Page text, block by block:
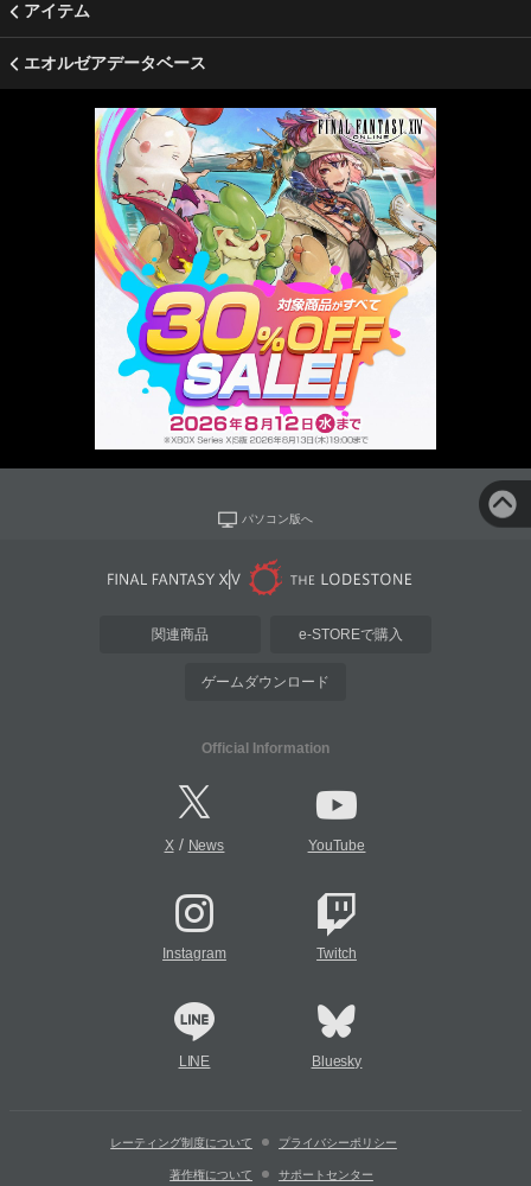
アイテム
エオルゼアデータベース
パソコン版へ
関連商品 e-STOREで購入
ゲームダウンロード
Official Information
X/ News YouTube
Instagram Twitch
LINE Bluesky
レーティング制度について プライバシーポリシー
著作権について サポートセンター